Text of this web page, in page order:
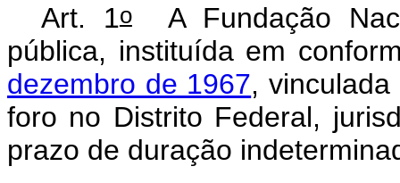
Art. 1oA Fundação
pública, instituída em
dezembro de 1967,
foro no Distrito Federal,
prazo de duração